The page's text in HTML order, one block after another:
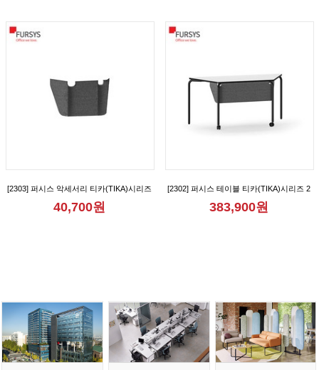
[2303] 퍼시스 악세서리 티카(TIKA)시리즈
1인용 가림판 [CGR1007M]
40,700원
[2302] 퍼시스 테이블 티카(TIKA)시리즈 2
인용 다목적 사다리꼴 테이블(가림판형)
[CGR015B]
383,900원